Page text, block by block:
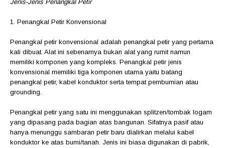
Jenis-Jenis Penangkal Petir
1. Penangkal Petir Konvensional
Penangkal petir konvensional adalah penangkal petir yang pertama
kali dibuat. Alat ini sebenarnya bukan alat yang rumit namun
memiliki komponen yang kompleks. Penangkal petir jenis
konvensional memiliki tiga komponen utama yaitu batang
penangkal petir, kabel konduktor serta tempat pembumian atau
grounding.
Penangkal petir yang satu ini menggunakan splitzen/tombak logam
yang dipasang pada bagian atas bangunan. Sifatnya pasif atau
hanya menunggu sambaran petir baru dialirkan melalui kabel
konduktor ke atas bumi/tanah. Jenis ini biasa digunakan di pabrik,